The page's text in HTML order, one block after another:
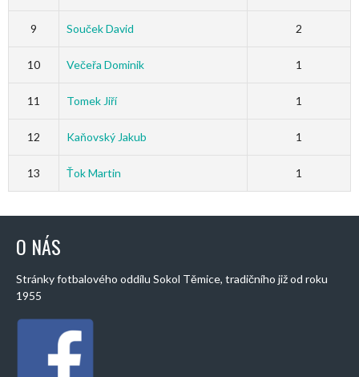
9 Souček David 2
10 Večeřa Dominik 1
11 Tomek Jiří 1
12 Kaňovský Jakub 1
13 Ťok Martin 1
O NÁS
Stránky fotbalového oddílu Sokol Těmice, tradičního již od roku
1955